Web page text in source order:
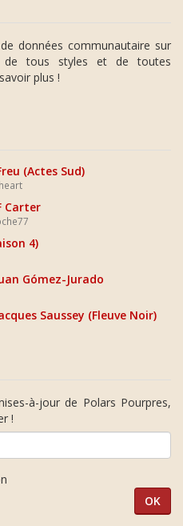
données communautaire sur
tous styles et de toutes
plus !
(Actes Sud)
Carter
4)
Gómez-Jurado
Saussey (Fleuve Noir)
à-jour de Polars Pourpres,
!